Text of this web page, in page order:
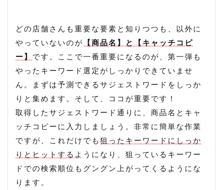
どの店舗さんも重要な要素と知りつつも、以外に
やっていないのが
【商品名】と【キャッチコピ
ー】 です。ここで一番重要になるのが、第一弾も
やったキーワード選定がしっかりできていませ
ん。まずは予測できるサジェストワードをしっか
りと集めます。そして、ココが重要です！
取得したサジェストワード通りに、商品名とキャ
ッチコピーに入力しましょう。非常に簡単な作業
ですが、これだけでも 狙ったキーワードにしっか
りとヒットする ようになり、狙っているキーワー
ドでの検索順位もグングン上がってくるようにな
ります。